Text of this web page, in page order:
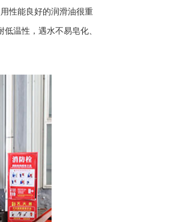
门
性能良好的润滑油很重
温性，遇水不易皂化、